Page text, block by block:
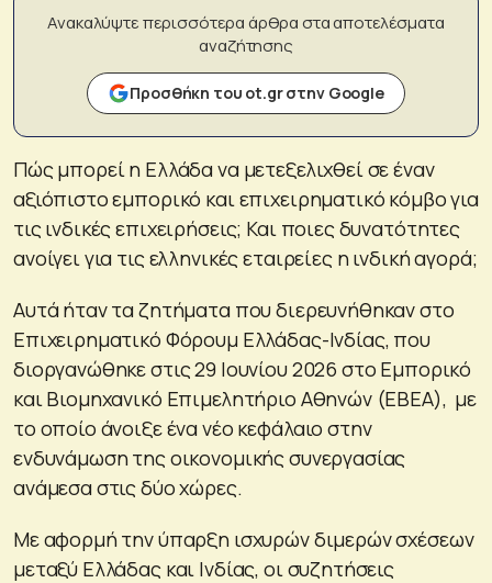
Ανακαλύψτε περισσότερα άρθρα στα αποτελέσματα
αναζήτησης
Προσθήκη του ot.gr στην Google
Πώς μπορεί η Ελλάδα να μετεξελιχθεί σε έναν
αξιόπιστο εμπορικό και επιχειρηματικό κόμβο για
τις ινδικές επιχειρήσεις; Και ποιες δυνατότητες
ανοίγει για τις ελληνικές εταιρείες η ινδική αγορά;
Αυτά ήταν τα ζητήματα που διερευνήθηκαν στο
Επιχειρηματικό Φόρουμ Ελλάδας-Ινδίας, που
διοργανώθηκε στις 29 Ιουνίου 2026 στο Εμπορικό
και Βιομηχανικό Επιμελητήριο Αθηνών (ΕΒΕΑ), με
το οποίο άνοιξε ένα νέο κεφάλαιο στην
ενδυνάμωση της οικονομικής συνεργασίας
ανάμεσα στις δύο χώρες.
Με αφορμή την ύπαρξη ισχυρών διμερών σχέσεων
μεταξύ Ελλάδας και Ινδίας, οι συζητήσεις